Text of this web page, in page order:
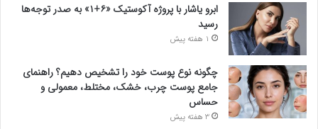
ابرو یاشار با پروژه آکوستیک «۶+۱» به صدر توجه‌ها
رسید
1 هفته پیش
چگونه نوع پوست خود را تشخیص دهیم؟ راهنمای
جامع پوست چرب، خشک، مختلط، معمولی و
حساس
3 هفته پیش